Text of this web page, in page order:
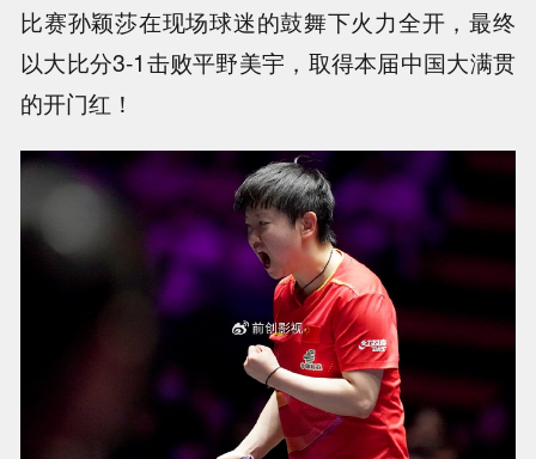
比赛孙颖莎在现场球迷的鼓舞下火力全开，最终
以大比分3-1击败平野美宇，取得本届中国大满贯
的开门红！